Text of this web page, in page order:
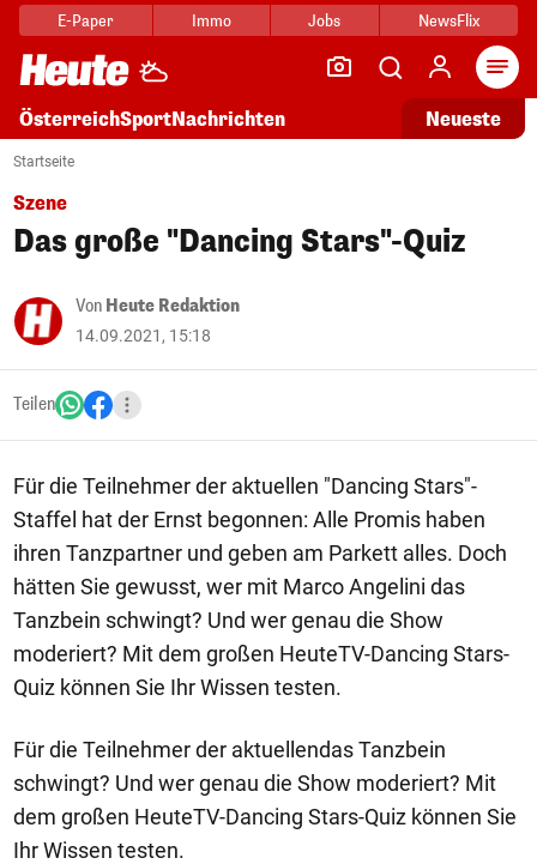
E-Paper Immo Jobs NewsFlix
ÖsterreichSportNachrichten Neueste
Startseite
Szene
Das große "Dancing Stars"-Quiz
Von Heute Redaktion
14.09.2021, 15:18
Teilen
Für die Teilnehmer der aktuellen "Dancing Stars"-
Staffel hat der Ernst begonnen: Alle Promis haben
ihren Tanzpartner und geben am Parkett alles. Doch
hätten Sie gewusst, wer mit Marco Angelini das
Tanzbein schwingt? Und wer genau die Show
moderiert? Mit dem großen HeuteTV-Dancing Stars-
Quiz können Sie Ihr Wissen testen.
Für die Teilnehmer der aktuellendas Tanzbein
schwingt? Und wer genau die Show moderiert? Mit
dem großen HeuteTV-Dancing Stars-Quiz können Sie
Ihr Wissen testen.